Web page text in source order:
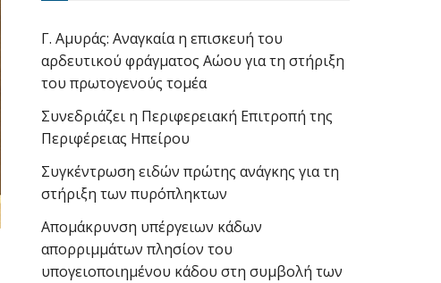
Γ. Αμυράς: Αναγκαία η επισκευή του
αρδευτικού φράγματος Αώου για τη στήριξη
του πρωτογενούς τομέα
Συνεδριάζει η Περιφερειακή Επιτροπή της
Περιφέρειας Ηπείρου
Συγκέντρωση ειδών πρώτης ανάγκης για τη
στήριξη των πυρόπληκτων
Απομάκρυνση υπέργειων κάδων
απορριμμάτων πλησίον του
υπογειοποιημένου κάδου στη συμβολή των